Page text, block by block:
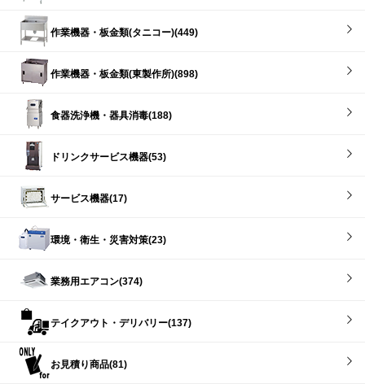
作業機器・板金類(タニコー)(449)
作業機器・板金類(東製作所)(898)
食器洗浄機・器具消毒(188)
ドリンクサービス機器(53)
サービス機器(17)
環境・衛生・災害対策(23)
業務用エアコン(374)
テイクアウト・デリバリー(137)
お見積り商品(81)